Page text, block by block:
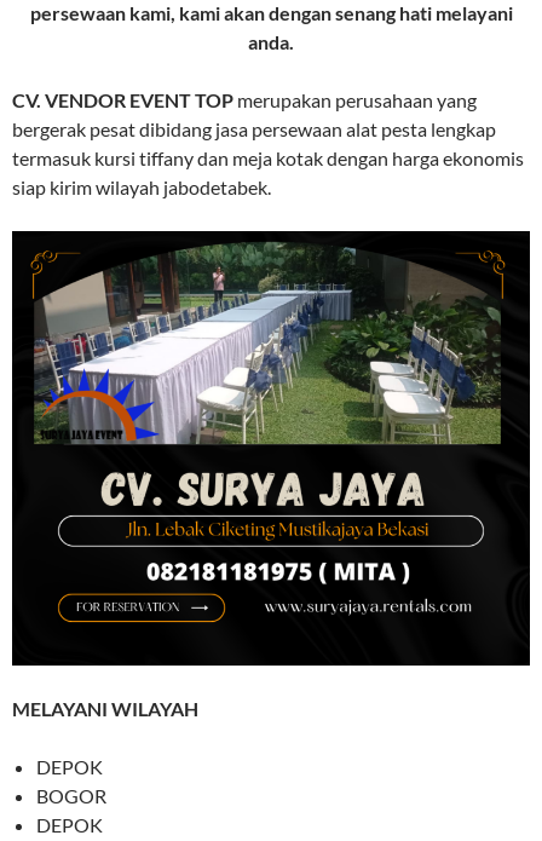
persewaan kami, kami akan dengan senang hati melayani
anda.
CV. VENDOR EVENT TOP merupakan perusahaan yang
bergerak pesat dibidang jasa persewaan alat pesta lengkap
termasuk kursi tiffany dan meja kotak dengan harga ekonomis
siap kirim wilayah jabodetabek.
MELAYANI WILAYAH
DEPOK
BOGOR
DEPOK